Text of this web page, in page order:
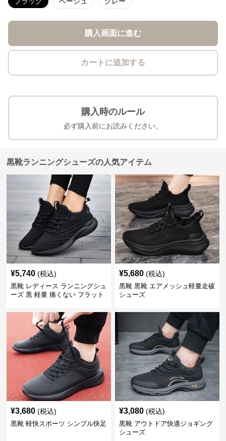
購入画面に進む
カートに追加する
購入時のルール
必ず購入前にお読みください。
黒靴ランニングシューズの人気アイテム
¥5,740 (税込)
黒靴 レディース ランニングシュ
ーズ 黒 軽量 痛くない フラット
¥5,680 (税込)
黒靴 黒靴 エアメッシュ軽量走破
シューズ
¥3,680 (税込)
黒靴 軽快スポーツ シンプル快足
¥3,080 (税込)
黒靴 アウトドア快適ジョギング
シューズ